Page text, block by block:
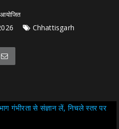
Chhattisgarh
गंभीरता से संज्ञान लें, निचले स्तर पर